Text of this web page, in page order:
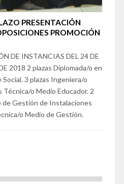
PRESENTACIÓN
PROMOCIÓN
DE INSTANCIAS DEL 24 DE
2018 2 plazas Diplomada/o en
3 plazas Ingeniera/o
o Medio Educador. 2
de Gestión de Instalaciones
o Medio de Gestión.